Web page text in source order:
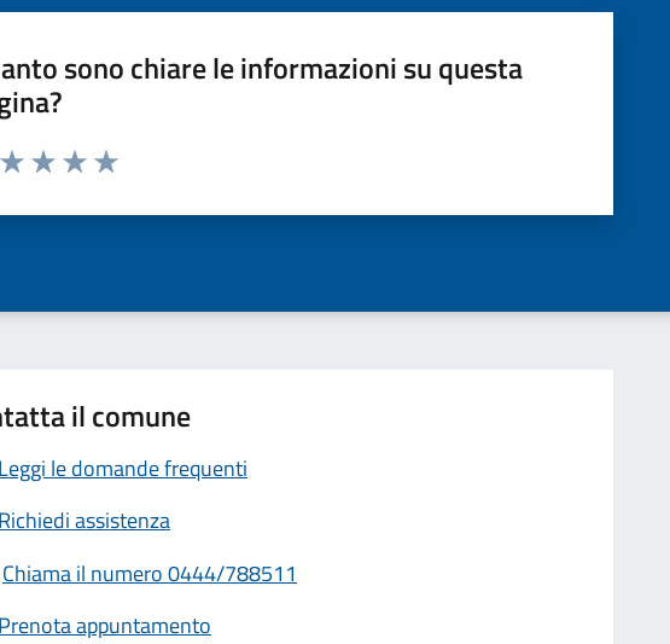
sono chiare le informazioni su questa
da 1 a 5 stelle la pagina
il comune
Leggi le domande frequenti
Richiedi assistenza
Chiama il numero 0444/788511
Prenota appuntamento